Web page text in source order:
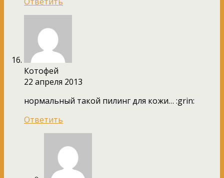
Котофей
22 апреля 2013
нормальный такой пилинг для кожи… :grin:
Ответить